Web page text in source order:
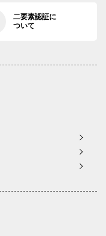
二要素認証に
ついて